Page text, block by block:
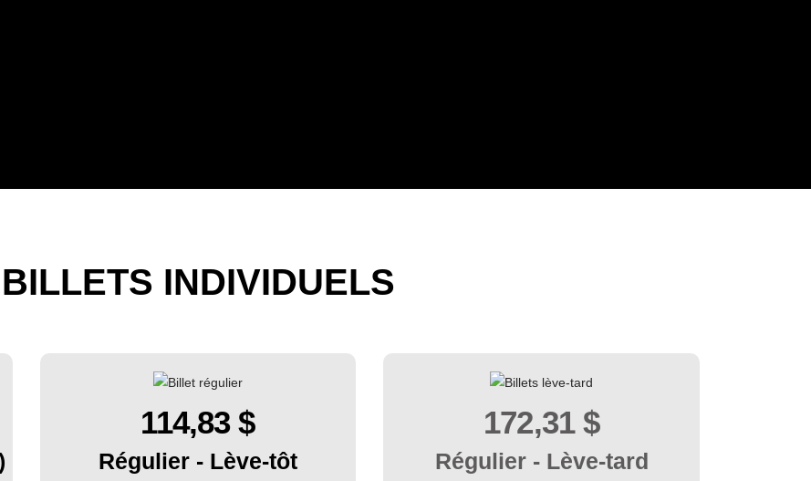
BILLETS INDIVIDUELS
114,83 $
Régulier - Lève-tôt
172,31 $
Régulier - Lève-tard